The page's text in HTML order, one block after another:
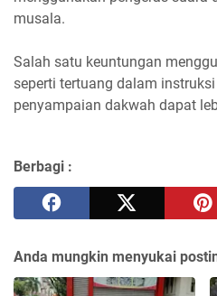
musala.
Salah satu keuntungan
seperti tertuang dalam
penyampaian dakwah dapat
Berbagi :
Anda mungkin menyukai